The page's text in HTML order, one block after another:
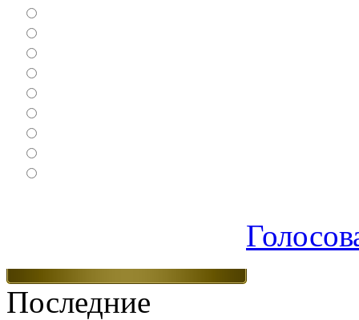
Последние